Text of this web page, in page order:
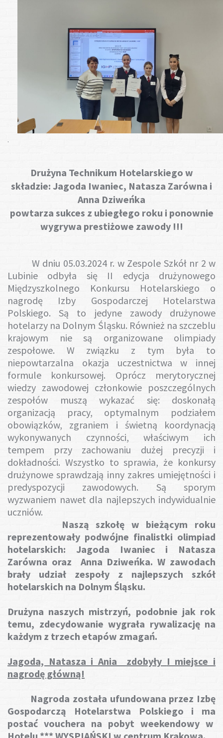
Plan lekcji
Gotuj z nami
.
Drużyna Technikum Hotelarskiego w
składzie: Jagoda Iwaniec, Natasza Zarówna i
Anna Dziweńka
powtarza sukces z ubiegłego roku i ponownie
wygrywa prestiżowe zawody !!!
W dniu 05.03.2024 r. w Zespole Szkół nr 2 w
Lubinie odbyła się II edycja drużynowego
Międzyszkolnego Konkursu Hotelarskiego o
nagrodę Izby Gospodarczej Hotelarstwa
Polskiego. Są to jedyne zawody drużynowe
hotelarzy na Dolnym Śląsku. Również na szczeblu
krajowym nie są organizowane olimpiady
zespołowe. W związku z tym była to
niepowtarzalna okazja uczestnictwa w innej
formule konkursowej. Oprócz merytorycznej
wiedzy zawodowej członkowie poszczególnych
zespołów muszą wykazać się: doskonałą
organizacją pracy, optymalnym podziałem
obowiązków, zgraniem i świetną koordynacją
wykonywanych czynności, właściwym ich
tempem przy zachowaniu dużej precyzji i
dokładności. Wszystko to sprawia, że konkursy
drużynowe sprawdzają inny zakres umiejętności i
predyspozycji zawodowych. Są sporym
wyzwaniem nawet dla najlepszych indywidualnie
uczniów.
Naszą szkołę w bieżącym roku
reprezentowały podwójne finalistki olimpiad
hotelarskich: Jagoda Iwaniec i Natasza
Zarówna oraz Anna Dziweńka. W zawodach
brały udział zespoły z najlepszych szkół
hotelarskich na Dolnym Śląsku.
Drużyna naszych mistrzyń, podobnie jak rok
temu, zdecydowanie wygrała rywalizację na
każdym z trzech etapów zmagań.
Jagoda, Natasza i Ania zdobyły I miejsce i
nagrodę główną!
Nagroda została ufundowana przez Izbę
Gospodarczą Hotelarstwa Polskiego i ma
postać vouchera na pobyt weekendowy w